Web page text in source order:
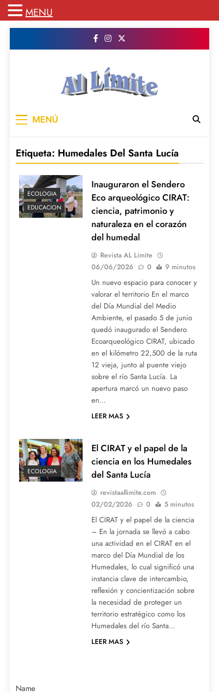
publicamos todo el contenido e informacion
MENÚ
Etiqueta: Humedales Del Santa Lucía
ECOLOGIA
EDUCACION
Inauguraron el Sendero
Eco arqueológico CIRAT:
ciencia, patrimonio y
naturaleza en el corazón
del humedal
Revista AL Limite
06/06/2026
0 9 minutos
Un nuevo espacio para conocer y
valorar el territorio En el marco
del Día Mundial del Medio
Ambiente, el pasado 5 de junio
quedó inaugurado el Sendero
Ecoarqueológico CIRAT, ubicado
en el kilómetro 22,500 de la ruta
12 vieja, junto al puente viejo
sobre el río Santa Lucía. La
apertura marcó un nuevo paso
en…
LEER MAS
ECOLOGIA
El CIRAT y el papel de la
ciencia en los Humedales
del Santa Lucía
revistaallimite.com
02/02/2026
0 5 minutos
El CIRAT y el papel de la ciencia
– En la jornada se llevó a cabo
una actividad en el CIRAT en el
marco del Día Mundial de los
Humedales, lo cual significó una
instancia clave de intercambio,
reflexión y concientización sobre
la necesidad de proteger un
territorio estratégico como los
Humedales del río Santa…
LEER MAS
Name
MENU